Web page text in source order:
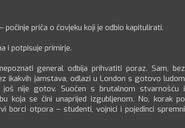
počinje priča o čovjeku koji je odbio kapitulirati.
i potpisuje primirje.
general odbija prihvatiti poraz. Sam, bez
ikakvih jamstava, odlazi u London s gotovo ludom
nije gotov. Suočen s brutalnom stvarnošću i
koja se čini unaprijed izgubljenom. No, korak po
borci otpora – studenti, vojnici i pojedinci spremni